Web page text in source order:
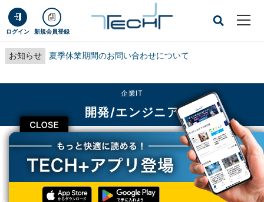
ログイン 新規会員登録
お知らせ 夏季休業期間のお問い合わせについて
CLOSE
企業IT
開発/エンジニア
TECH+ 企業IT
開発/エンジニア
JavaとC++が過去最低値 - 9月プログラミング言語人気
JavaとC++が過去最低値 - 9月プログラミン